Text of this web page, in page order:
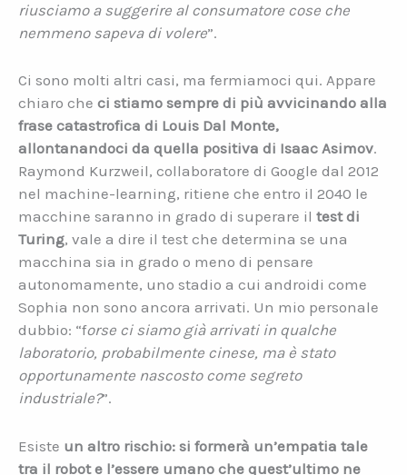
riusciamo a suggerire al consumatore cose che
nemmeno sapeva di volere”.
Ci sono molti altri casi, ma fermiamoci qui. Appare
chiaro che ci stiamo sempre di più avvicinando alla
frase catastrofica di Louis Dal Monte,
allontanandoci da quella positiva di Isaac Asimov.
Raymond Kurzweil, collaboratore di Google dal 2012
nel machine-learning, ritiene che entro il 2040 le
macchine saranno in grado di superare il test di
Turing, vale a dire il test che determina se una
macchina sia in grado o meno di pensare
autonomamente, uno stadio a cui androidi come
Sophia non sono ancora arrivati. Un mio personale
dubbio: “forse ci siamo già arrivati in qualche
laboratorio, probabilmente cinese, ma è stato
opportunamente nascosto come segreto
industriale?”.
Esiste un altro rischio: si formerà un’empatia tale
tra il robot e l’essere umano che quest’ultimo ne